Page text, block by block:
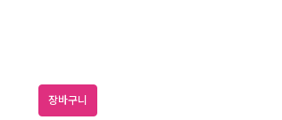
장바구니